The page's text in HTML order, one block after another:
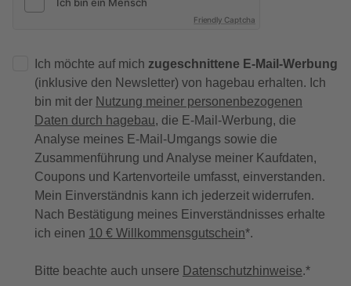
Friendly Captcha
Ich möchte auf mich zugeschnittene E-Mail-Werbung
(inklusive den Newsletter) von hagebau erhalten. Ich
bin mit der Nutzung meiner personenbezogenen
Daten durch hagebau, die E-Mail-Werbung, die
Analyse meines E-Mail-Umgangs sowie die
Zusammenführung und Analyse meiner Kaufdaten,
Coupons und Kartenvorteile umfasst, einverstanden.
Mein Einverständnis kann ich jederzeit widerrufen.
Nach Bestätigung meines Einverständnisses erhalte
ich einen 10 € Willkommensgutschein*.
Bitte beachte auch unsere Datenschutzhinweise.